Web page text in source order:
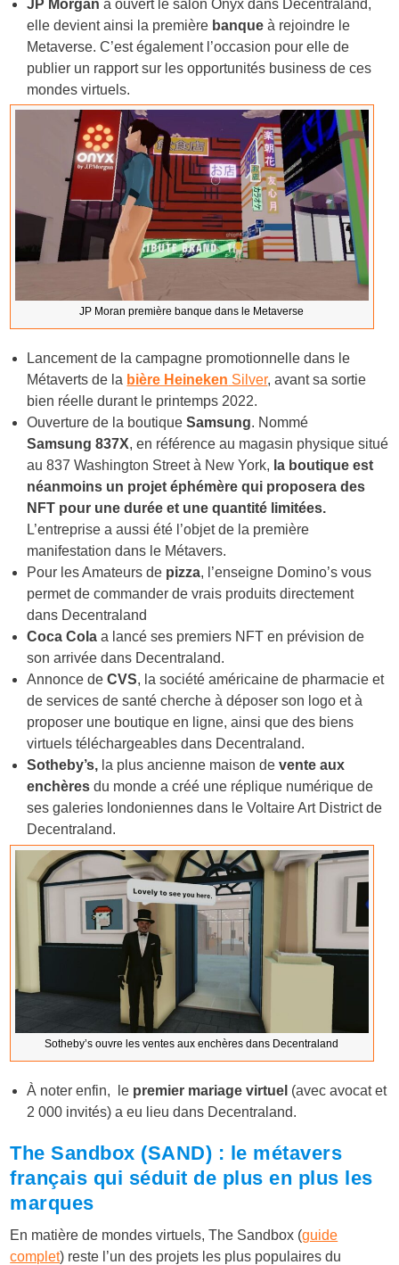
JP Morgan a ouvert le salon Onyx dans Decentraland,
elle devient ainsi la première banque à rejoindre le
Metaverse. C’est également l’occasion pour elle de
publier un rapport sur les opportunités business de ces
mondes virtuels.
JP Moran première banque dans le Metaverse
Lancement de la campagne promotionnelle dans le
Métaverts de la bière Heineken Silver, avant sa sortie
bien réelle durant le printemps 2022.
Ouverture de la boutiqueSamsung. Nommé
Samsung 837X, en référence au magasin physique situé
au 837 Washington Street à New York, la boutique est
néanmoins un projet éphémère qui proposera des
NFT pour une durée et une quantité limitées.
L’entreprise a aussi été l’objet de la première
manifestation dans le Métavers.
Pour les Amateurs de pizza, l’enseigne Domino’svous
permet de commander de vrais produits directement
dans Decentraland
Coca Cola a lancé ses premiers NFT en prévision de
son arrivée dans Decentraland.
Annonce deCVS, la société américaine de pharmacie et
de services de santé cherche à déposer son logo et à
proposer une boutique en ligne, ainsi que des biens
virtuels téléchargeables dans Decentraland.
Sotheby’s, la plus ancienne maison devente aux
enchères du monde a créé une réplique numérique de
ses galeries londoniennes dans le Voltaire Art District de
Decentraland.
Sotheby’s ouvre les ventes aux enchères dans Decentraland
À noter enfin, le premier mariage virtuel (avec avocat et
2 000 invités) a eu lieu dans Decentraland.
The Sandbox (SAND) : le métavers
français qui séduit de plus en plus les
marques
En matière de mondes virtuels, The Sandbox (guide
complet) reste l’un des projets les plus populaires du